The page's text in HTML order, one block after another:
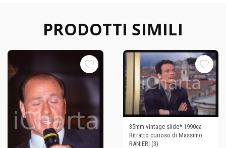
PRODOTTI SIMILI
35mm vintage slide* 1990ca
Ritratto curioso di Massimo
RANIERI (3)